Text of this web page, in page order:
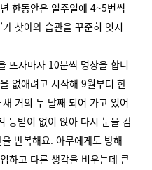
한동안은 일주일에 4~5번씩
찾아와 습관을 꾸준히 잇지
뜨자마자 10분씩 명상을 합니
없애려고 시작해 9월부터 한
거의 두 달째 되어 가고 있어
등받이 없이 앉아 다시 눈을 감
반복해요. 아무에게도 방해
하고 다른 생각을 비우는데 큰